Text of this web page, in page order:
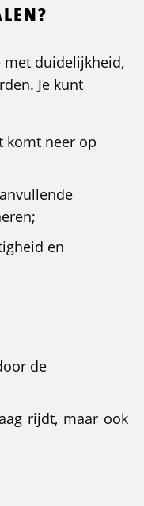
met duidelijkheid,
Je kunt
komt neer op
en
de
rijdt, maar ook